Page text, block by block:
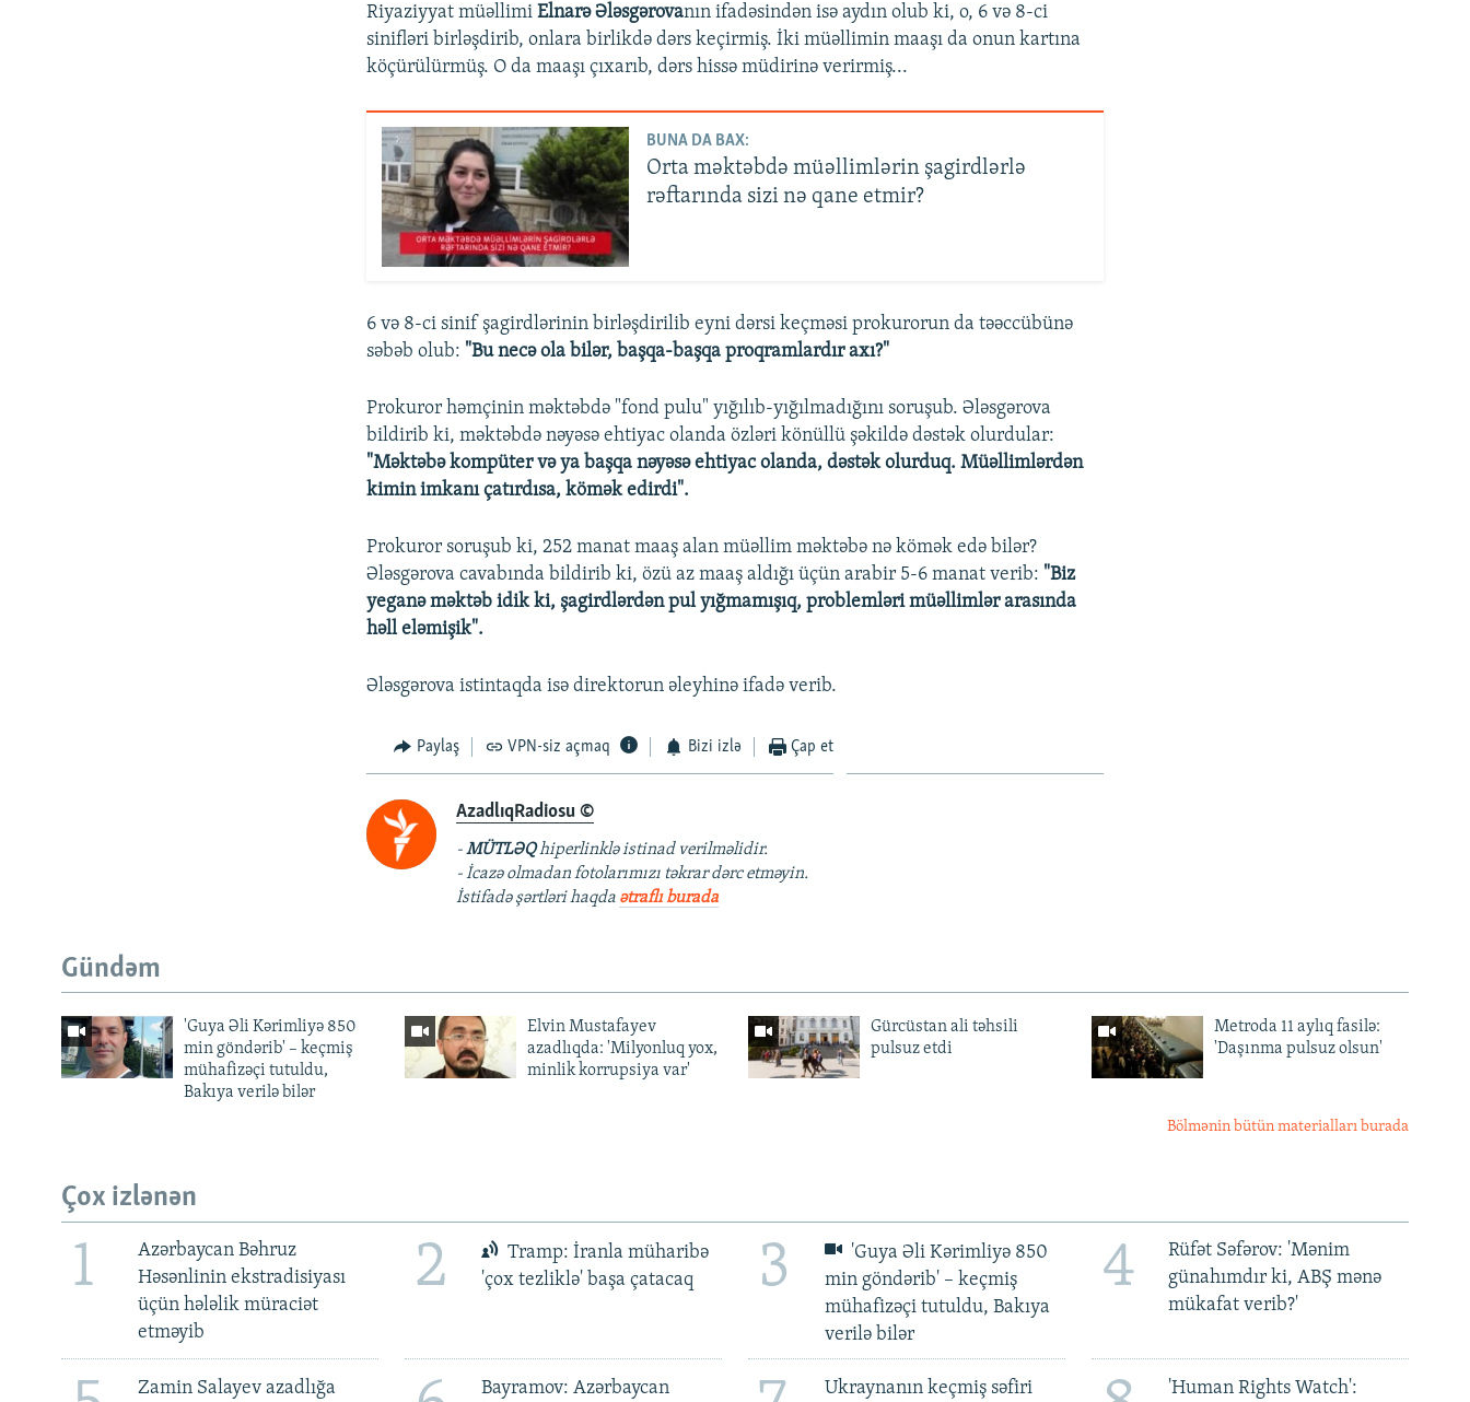
Riyaziyyat müəllimiElnarə Ələsgərovanın ifadəsindən isə aydın olub ki, o, 6 və 8-ci
sinifləri birləşdirib, onlara birlikdə dərs keçirmiş. İki müəllimin maaşı da onun kartına
köçürülürmüş. O da maaşı çıxarıb, dərs hissə müdirinə verirmiş...
BUNA DA BAX:
Orta məktəbdə müəllimlərin şagirdlərlə
rəftarında sizi nə qane etmir?
6 və 8-ci sinif şagirdlərinin birləşdirilib eyni dərsi keçməsi prokurorun da təəccübünə
səbəb olub: "Bu necə ola bilər, başqa-başqa proqramlardır axı?"
Prokuror həmçinin məktəbdə "fond pulu" yığılıb-yığılmadığını soruşub. Ələsgərova
bildirib ki, məktəbdə nəyəsə ehtiyac olanda özləri könüllü şəkildə dəstək olurdular:
"Məktəbə kompüter və ya başqa nəyəsə ehtiyac olanda, dəstək olurduq. Müəllimlərdən
kimin imkanı çatırdısa, kömək edirdi".
Prokuror soruşub ki, 252 manat maaş alan müəllim məktəbə nə kömək edə bilər?
Ələsgərova cavabında bildirib ki, özü az maaş aldığı üçün arabir 5-6 manat verib: "Biz
yeganə məktəb idik ki, şagirdlərdən pul yığmamışıq, problemləri müəllimlər arasında
həll eləmişik".
Ələsgərova istintaqda isə direktorun əleyhinə ifadə verib.
Paylaş VPN-siz açmaq Bizi izlə Çap et
AzadlıqRadiosu ©
-MÜTLƏQhiperlinklə istinad verilməlidir.
- İcazə olmadan fotolarımızı təkrar dərc etməyin.
İstifadə şərtləri haqda ətraflı burada
Gündəm
'Guya Əli Kərimliyə 850
min göndərib' – keçmiş
mühafizəçi tutuldu,
Bakıya verilə bilər
Elvin Mustafayev
azadlıqda: 'Milyonluq yox,
minlik korrupsiya var'
Gürcüstan ali təhsili
pulsuz etdi
Metroda 11 aylıq fasilə:
'Daşınma pulsuz olsun'
Bölmənin bütün materialları burada
Çox izlənən
1
Azərbaycan Bəhruz
Həsənlinin ekstradisiyası
üçün hələlik müraciət
etməyib
2
Tramp: İranla müharibə
'çox tezliklə' başa çatacaq
3
'Guya Əli Kərimliyə 850
min göndərib' – keçmiş
mühafizəçi tutuldu, Bakıya
verilə bilər
4
Rüfət Səfərov: 'Mənim
günahımdır ki, ABŞ mənə
mükafat verib?'
Zamin Salayev azadlığa Bayramov: Azərbaycan Ukraynanın keçmiş səfiri 'Human Rights Watch':